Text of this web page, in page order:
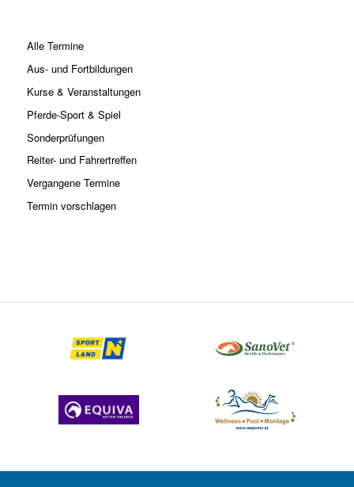
Alle Termine
Aus- und Fortbildungen
Kurse & Veranstaltungen
Pferde-Sport & Spiel
Sonderprüfungen
Reiter- und Fahrertreffen
Vergangene Termine
Termin vorschlagen